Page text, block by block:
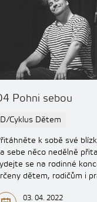
Pohni sebou
D/Cyklus Dětem
k sobě své
sebe něco nedělně
se na rodinné
dětem, rodičům i
03. 04. 2022